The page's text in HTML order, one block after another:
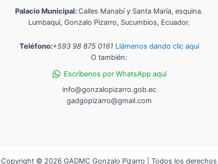
Palacio Municipal: Calles Manabí y Santa María, esquina.
Lumbaquí, Gonzalo Pizarro, Sucumbios, Ecuador.
Teléfono:+593 98 875 0161 Llámenos dando clic aquí
O también:
Escríbenos por WhatsApp aquí
info@gonzalopizarro.gob.ec
gadgopizarro@gmail.com
Copyright © 2026 GADMC Gonzalo Pizarro | Todos los derechos